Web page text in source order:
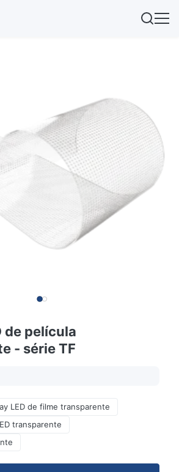
de película
- série TF
LED de filme transparente
transparente